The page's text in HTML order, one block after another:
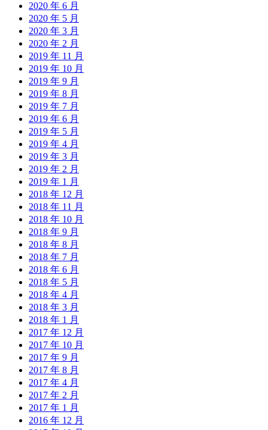
2020 年 6 月
2020 年 5 月
2020 年 3 月
2020 年 2 月
2019 年 11 月
2019 年 10 月
2019 年 9 月
2019 年 8 月
2019 年 7 月
2019 年 6 月
2019 年 5 月
2019 年 4 月
2019 年 3 月
2019 年 2 月
2019 年 1 月
2018 年 12 月
2018 年 11 月
2018 年 10 月
2018 年 9 月
2018 年 8 月
2018 年 7 月
2018 年 6 月
2018 年 5 月
2018 年 4 月
2018 年 3 月
2018 年 1 月
2017 年 12 月
2017 年 10 月
2017 年 9 月
2017 年 8 月
2017 年 4 月
2017 年 2 月
2017 年 1 月
2016 年 12 月